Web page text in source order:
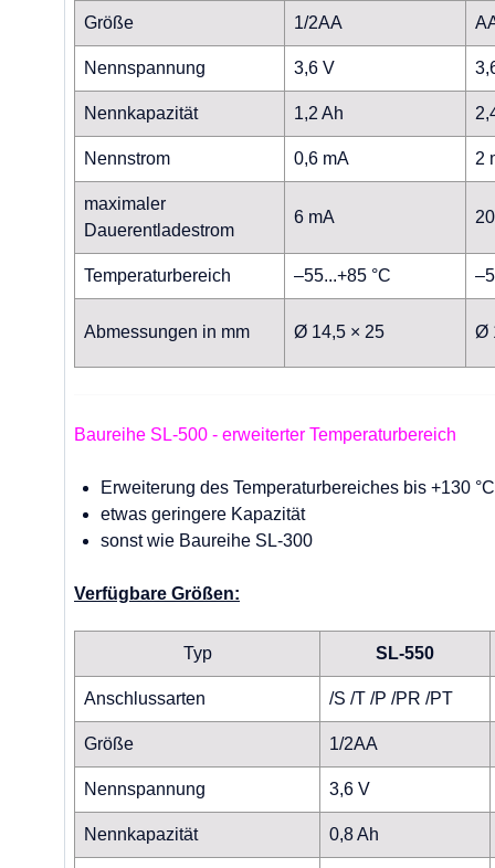
Größe 1/2AA
Nennspannung 3,6 V
Nennkapazität 1,2 Ah
Nennstrom 0,6 mA 2
maximaler
Dauerentladestrom
6 mA
Temperaturbereich –55...+85 °C
Abmessungen in mm Ø 14,5 × 25 Ø
Baureihe SL-500 - erweiterter Temperaturbereich
Erweiterung des Temperaturbereiches bis +130 °C
etwas geringere Kapazität
sonst wie Baureihe SL-300
Verfügbare Größen:
Typ SL-550
Anschlussarten /S /T /P /PR /PT
Größe 1/2AA
Nennspannung 3,6 V
Nennkapazität 0,8 Ah